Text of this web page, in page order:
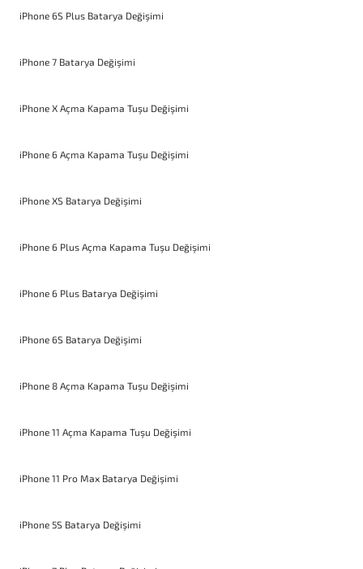
iPhone 6S Plus Batarya Değişimi
iPhone 7 Batarya Değişimi
iPhone X Açma Kapama Tuşu Değişimi
iPhone 6 Açma Kapama Tuşu Değişimi
iPhone XS Batarya Değişimi
iPhone 6 Plus Açma Kapama Tuşu Değişimi
iPhone 6 Plus Batarya Değişimi
iPhone 6S Batarya Değişimi
iPhone 8 Açma Kapama Tuşu Değişimi
iPhone 11 Açma Kapama Tuşu Değişimi
iPhone 11 Pro Max Batarya Değişimi
iPhone 5S Batarya Değişimi